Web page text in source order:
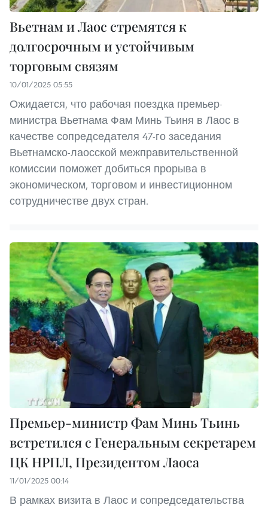
Вьетнам и Лаос стремятся к
долгосрочным и устойчивым
торговым связям
10/01/2025 05:55
Ожидается, что рабочая поездка премьер-
министра Вьетнама Фам Минь Тьиня в Лаос в
качестве сопредседателя 47-го заседания
Вьетнамско-лаосской межправительственной
комиссии поможет добиться прорыва в
экономическом, торговом и инвестиционном
сотрудничестве двух стран.
Премьер-министр Фам Минь Тьинь
встретился с Генеральным секретарем
ЦК НРПЛ, Президентом Лаоса
11/01/2025 00:14
В рамках визита в Лаос и сопредседательства